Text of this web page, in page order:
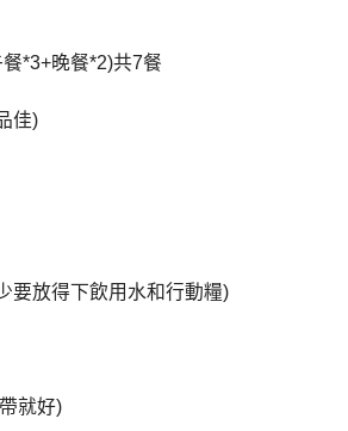
*3+晚餐*2)共7餐
佳)
要放得下飲用水和行動糧)
就好)